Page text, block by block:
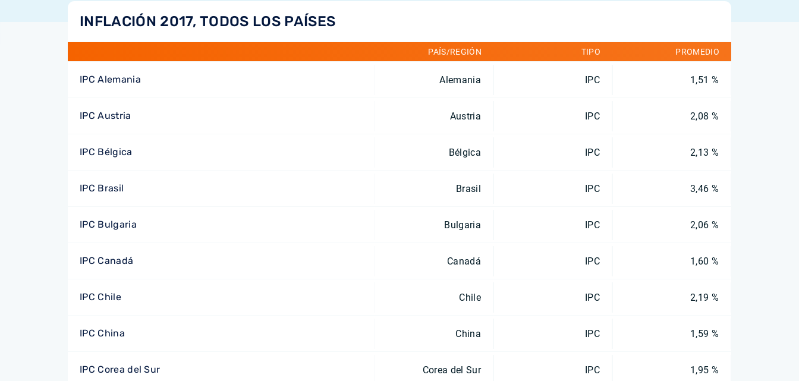
INFLACIÓN 2017, TODOS LOS PAÍSES
PAÍS/REGIÓN TIPO PROMEDIO
IPC Alemania Alemania IPC 1,51 %
IPC Austria Austria IPC 2,08 %
IPC Bélgica Bélgica IPC 2,13 %
IPC Brasil Brasil IPC 3,46 %
IPC Bulgaria Bulgaria IPC 2,06 %
IPC Canadá Canadá IPC 1,60 %
IPC Chile Chile IPC 2,19 %
IPC China China IPC 1,59 %
IPC Corea del Sur Corea del Sur IPC 1,95 %